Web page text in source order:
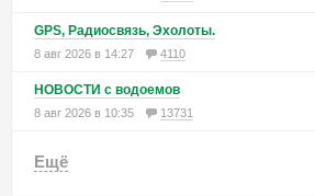
GPS, Радиосвязь, Эхолоты.
8 авг 2026 в 14:27 4110
НОВОСТИ с водоемов
8 авг 2026 в 10:35 13731
Ещё